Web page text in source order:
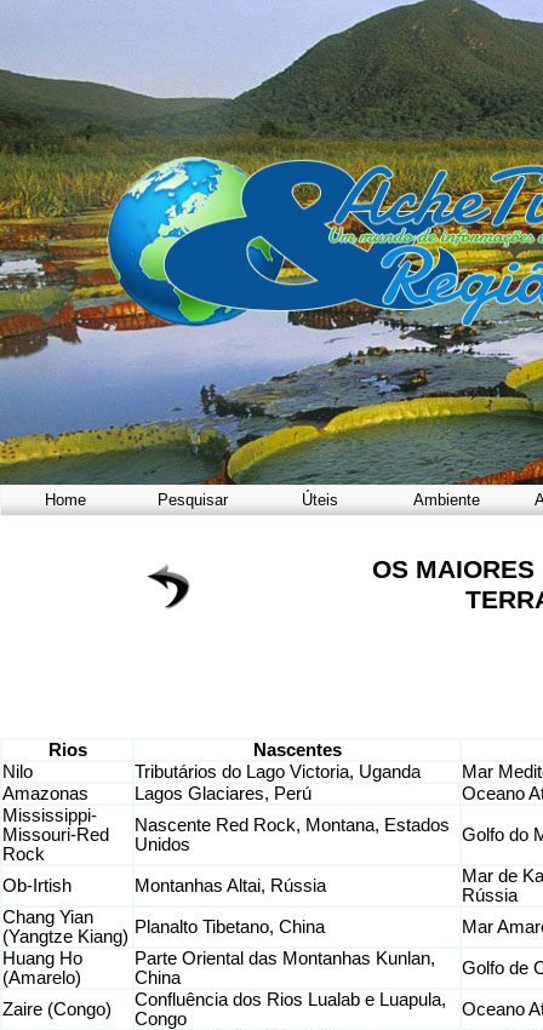
Home Pesquisar Úteis Ambiente
OS MAIORES
Rios
Nascentes
Nilo
Tributários do Lago Victoria, Uganda
Mar
Amazonas
Lagos Glaciares, Perú
Oceano
Mississippi-
Missouri-Red
Rock
Nascente Red Rock, Montana, Estados
Unidos
Golfo do
Ob-Irtish Montanhas Altai, Rússia
Mar de
Rússia
Chang Yian
(Yangtze Kiang) Planalto Tibetano, China
Mar
Huang Ho
(Amarelo)
Parte Oriental das Montanhas Kunlan,
China
Golfo de
Zaire (Congo)
Confluência dos Rios Lualab e Luapula,
Congo
Oceano